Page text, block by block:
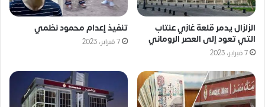
الزلزال يدمر قلعة غازي عنتاب
التي تعود إلى العصر الروماني
7 فبراير، 2023
تنفيذ إعدام محمود نظمي
7 فبراير، 2023